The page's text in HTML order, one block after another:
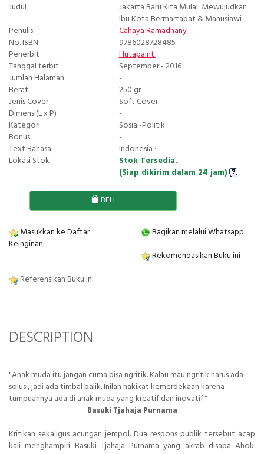
Judul
Jakarta Baru Kita Mulai: Mewujudkan
Ibu Kota Bermartabat & Manusiawi
Penulis
Cahaya Ramadhany
No. ISBN
9786028728485
Penerbit
Hutapaint
Tanggal terbit
September - 2016
Jumlah Halaman
-
Berat
250 gr
Jenis Cover
Soft Cover
Dimensi(L x P)
-
Kategori
Sosial-Politik
Bonus
-
Text Bahasa
Indonesia ··
Lokasi Stok
Stok Tersedia.
(Siap dikirim dalam 24 jam)
BELI
Masukkan ke Daftar
Keinginan
Bagikan melalui Whatsapp
Rekomendasikan Buku ini
Referensikan Buku ini
DESCRIPTION
"Anak muda itu jangan cuma bisa ngritik. Kalau mau ngritik harus ada
solusi, jadi ada timbal balik. Inilah hakikat kemerdekaan karena
tumpuannya ada di anak muda yang kreatif dan inovatif."
Basuki Tjahaja Purnama
Kritikan sekaligus acungan jempol. Dua respons publik tersebut acap
kali menghampiri Basuki Tjahaja Purnama yang akrab disapa Ahok.